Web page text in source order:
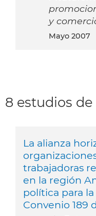
y
mayo 2007
8 estudios de
La alianza
trabajadoras
en la región
política para
Convenio 189